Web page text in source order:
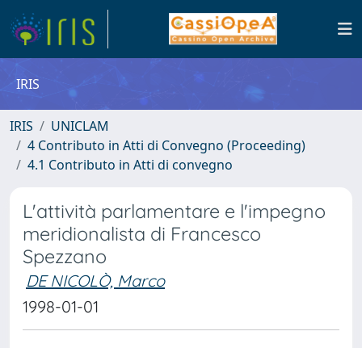
IRIS
IRIS
UNICLAM
4 Contributo in Atti di Convegno (Proceeding)
4.1 Contributo in Atti di convegno
L'attività parlamentare e l'impegno
meridionalista di Francesco
Spezzano
DE NICOLÒ, Marco
1998-01-01